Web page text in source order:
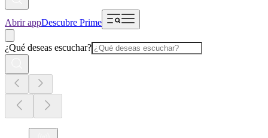
Abrir appDescubre Prime
¿Qué deseas escuchar?